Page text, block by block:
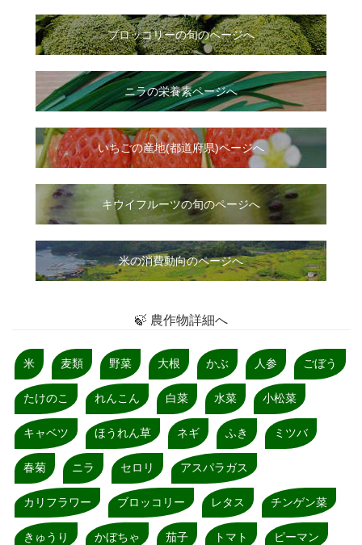
ブロッコリーの旬のページへ
ニラの栄養素ページへ
いちごの産地(都道府県)ページへ
キウイフルーツの旬のページへ
米の消費動向のページへ
🍃 農作物詳細へ
米 麦類 野菜 大根 かぶ 人参 ごぼう
たけのこ れんこん 白菜 水菜 小松菜
キャベツ ほうれん草 ネギ ふき ミツバ
春菊 ニラ セロリ アスパラガス
カリフラワー ブロッコリー レタス チンゲン菜
きゅうり かぼちゃ 茄子 トマト ピーマン